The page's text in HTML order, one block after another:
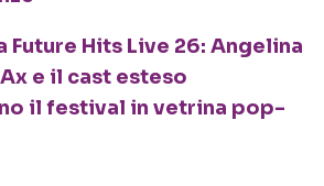
Future Hits Live 26: Angelina
e il cast esteso
il festival in vetrina pop-